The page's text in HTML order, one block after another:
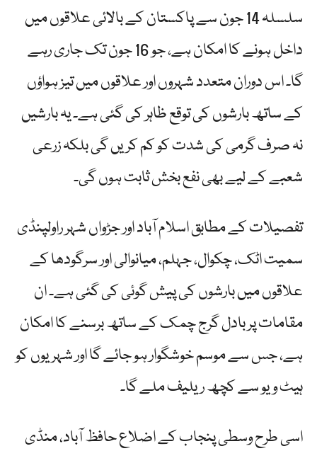
سلسلہ 14 جون سے پاکستان کے بالائی علاقوں میں
داخل ہونے کا امکان ہے، جو 16 جون تک جاری رہے
گا۔ اس دوران متعدد شہروں اور علاقوں میں تیز ہواؤں
کے ساتھ بارشوں کی توقع ظاہر کی گئی ہے۔ یہ بارشیں
نہ صرف گرمی کی شدت کو کم کریں گی بلکہ زرعی
شعبے کے لیے بھی نفع بخش ثابت ہوں گی۔
تفصیلات کے مطابق اسلام آباد اور جڑواں شہر راولپنڈی
سمیت اٹک، چکوال، جہلم، میانوالی اور سرگودھا کے
علاقوں میں بارشوں کی پیش گوئی کی گئی ہے۔ ان
مقامات پر بادل گرج چمک کے ساتھ برسنے کا امکان
ہے، جس سے موسم خوشگوار ہو جائے گا اور شہریوں کو
ہیٹ ویو سے کچھ ریلیف ملے گا۔
اسی طرح وسطی پنجاب کے اضلاع حافظ آباد، منڈی